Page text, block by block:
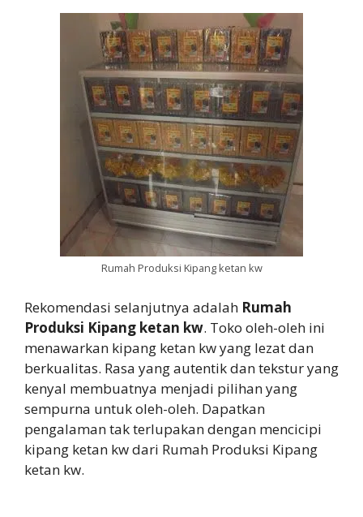
Rumah Produksi Kipang ketan kw
Rekomendasi selanjutnya adalah Rumah
Produksi Kipang ketan kw. Toko oleh-oleh ini
menawarkan kipang ketan kw yang lezat dan
berkualitas. Rasa yang autentik dan tekstur yang
kenyal membuatnya menjadi pilihan yang
sempurna untuk oleh-oleh. Dapatkan
pengalaman tak terlupakan dengan mencicipi
kipang ketan kw dari Rumah Produksi Kipang
ketan kw.